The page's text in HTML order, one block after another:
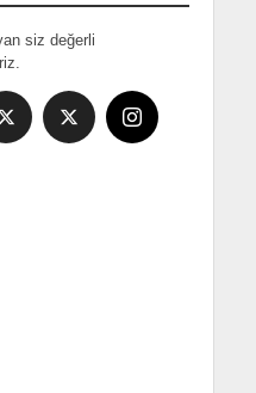
siz değerli